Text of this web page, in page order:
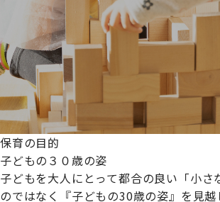
保育の目的
子どもの３０歳の姿
子どもを大人にとって都合の良い「小さ
のではなく『子どもの30歳の姿』を見